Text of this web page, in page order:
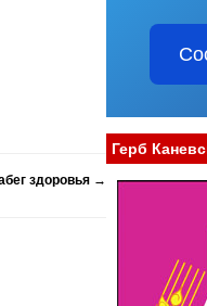
здоровья →
Герб